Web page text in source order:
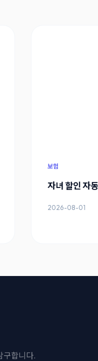
보험
자녀 할인 자
2026-08-01
구합니다.